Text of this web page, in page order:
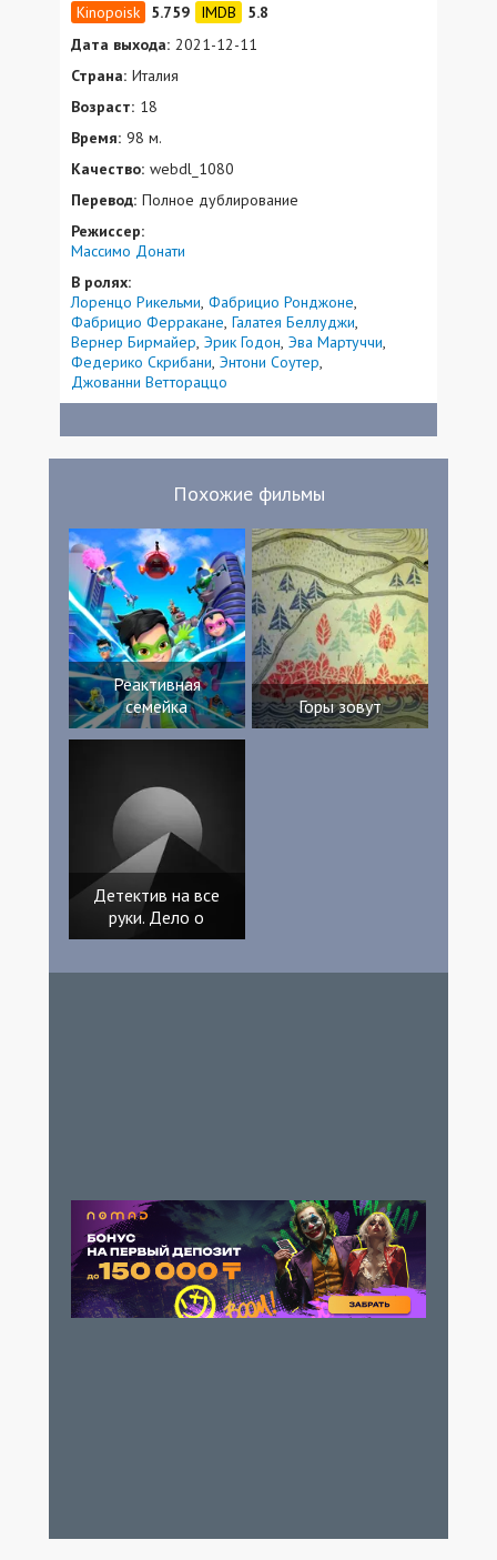
5.759
5.8
Дата выхода: 2021-12-11
Страна: Италия
Возраст: 18
Время: 98 м.
Качество: webdl_1080
Перевод: Полное дублирование
Режиссер:
Массимо Донати
В ролях:
Лоренцо Рикельми Фабрицио Ронджоне
Фабрицио Ферракане Галатея Беллуджи
Вернер Бирмайер Эрик Годон Эва Мартуччи
Федерико Скрибани Энтони Соутер
Джованни Веттораццо
Похожие фильмы
Реактивная
семейка
Горы зовут
Детектив на все
руки. Дело о